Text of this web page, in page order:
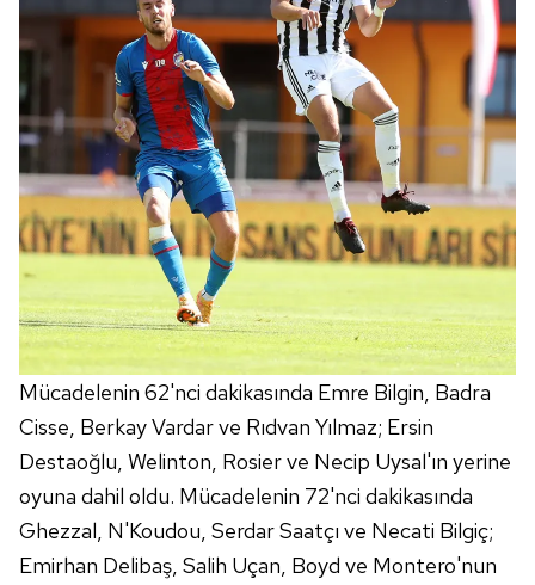
Mücadelenin 62'nci dakikasında Emre Bilgin, Badra
Cisse, Berkay Vardar ve Rıdvan Yılmaz; Ersin
Destaoğlu, Welinton, Rosier ve Necip Uysal'ın yerine
oyuna dahil oldu. Mücadelenin 72'nci dakikasında
Ghezzal, N'Koudou, Serdar Saatçı ve Necati Bilgiç;
Emirhan Delibaş, Salih Uçan, Boyd ve Montero'nun